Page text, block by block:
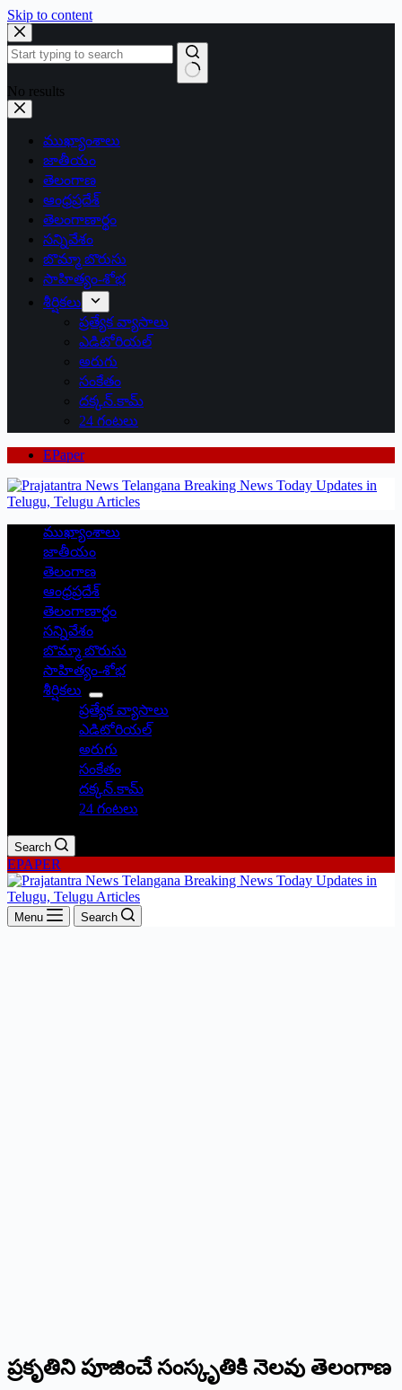
Skip to content
No results
ముఖ్యాంశాలు
జాతీయం
తెలంగాణ
ఆంధ్రప్రదేశ్
తెలంగాణార్థం
సన్నివేశం
బొమ్మా బొరుసు
సాహిత్యం-శోభ
శీర్షికలు
ప్రత్యేక వ్యాసాలు
ఎడిటోరియల్
అరుగు
సంకేతం
దక్కన్.కామ్
24 గంటలు
EPaper
ముఖ్యాంశాలు
జాతీయం
తెలంగాణ
ఆంధ్రప్రదేశ్
తెలంగాణార్థం
సన్నివేశం
బొమ్మా బొరుసు
సాహిత్యం-శోభ
శీర్షికలు
ప్రత్యేక వ్యాసాలు
ఎడిటోరియల్
అరుగు
సంకేతం
దక్కన్.కామ్
24 గంటలు
Search
EPAPER
Menu Search
ప్రకృతిని పూజించే సంస్కృతికి నెలవు తెలంగాణ